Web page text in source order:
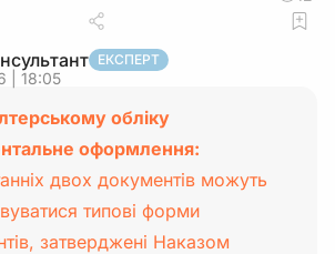
ЕКСПЕРТ
| 18:05
обліку
оформлення:
двох документів можуть
типові форми
затверджені Наказом